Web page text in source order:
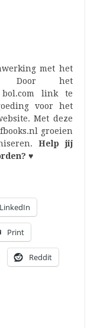
met het
Door het
link te
voor het
Met deze
groeien
Help jij
♥
LinkedIn
Print
Reddit